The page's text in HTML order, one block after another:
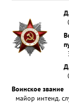
Воинское звание
майор интенд.